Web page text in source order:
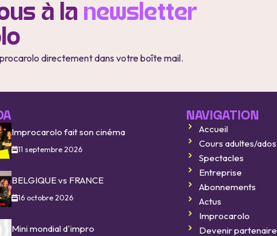
à la newsletter
directement dans votre boîte mail.
Improcarolo fait son cinéma
11 septembre 2026
BELGIQUE vs FRANCE
16 octobre 2026
Mini mondial d'impro
NAVIGATION
Accueil
Cours adultes/ados
Spectacles
Entreprise
Abonnements
Actus
Improcarolo
Devenir partenaire